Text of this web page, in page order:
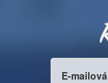
E-